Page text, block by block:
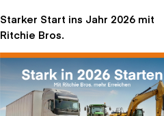
Starker Start ins Jahr 2026 mit
Ritchie Bros.